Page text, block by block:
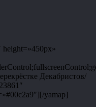
height=»450px»
Декабристов/
yamap]